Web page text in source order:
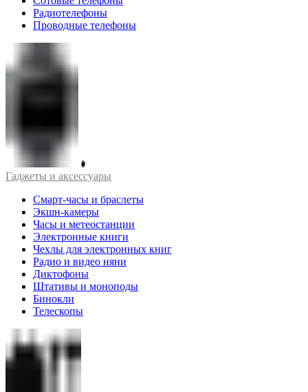
Радиотелефоны
Проводные телефоны
Гаджеты и аксессуары
Смарт-часы и браслеты
Экшн-камеры
Часы и метеостанции
Электронные книги
Чехлы для электронных книг
Радио и видео няни
Диктофоны
Штативы и моноподы
Бинокли
Телескопы